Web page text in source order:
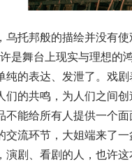
乌托邦般的描绘并没有
是舞台上现实与理想的
纯的表达、发泄了。戏
们的共鸣，为人们之间
不能给所有人提供一个
交流环节，大姐端来了
演剧、看剧的人，也许